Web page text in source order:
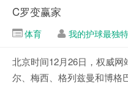
C罗变赢家
体育 我的护球最独特
北京时间12月26日，权威
尔、梅西、格列兹曼和博格